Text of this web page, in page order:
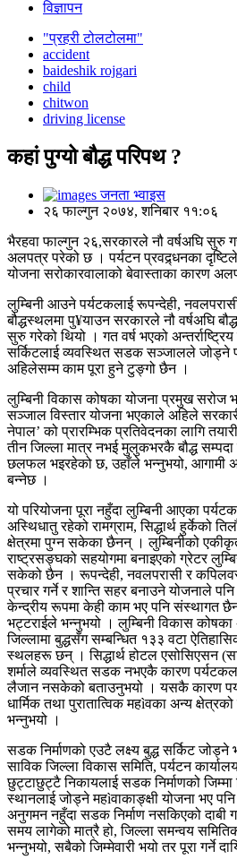
विज्ञापन
"प्रहरी टोलटोलमा"
accident
baideshik rojgari
child
chitwon
driving license
कहां पुग्यो बौद्ध परिपथ ?
जनता भ्वाइस
२६ फाल्गुन २०७४, शनिबार ११:०६
भैरहवा फाल्गुन २६,सरकारले नौ वर्षअघि सुरु
अलपत्र परेको छ । पर्यटन प्रवद्र्धनका
योजना सरोकारवालाको बेवास्ताका कारण
लुम्बिनी आउने पर्यटकलाई रूपन्देही,
बौद्धस्थलमा पु¥याउन सरकारले नौ वर्षअघि
सुरु गरेको थियो । गत वर्ष भएको
सर्किटलाई व्यवस्थित सडक सञ्जालले जोड्ने
अहिलेसम्म काम पूरा हुने टुङ्गो छैन ।
लुम्बिनी विकास कोषका योजना प्रमुख
सञ्जाल विस्तार योजना भएकाले अहिले
नेपाल’ को प्रारम्भिक प्रतिवेदनका लागि
तीन जिल्ला मात्र नभई मुलुकभरकै बौद्ध
छलफल भइरहेको छ, उहाँले भन्नुभयो, आगामी
बन्नेछ ।
यो परियोजना पूरा नहुँदा लुम्बिनी आएका
अस्थिधातु रहेको रामग्राम, सिद्धार्थ हुर्केको
क्षेत्रमा पुग्न सकेका छैनन् । लुम्बिनीको
राष्ट्रसङ्घको सहयोगमा बनाइएको ग्रेटर
सकेको छैन । रूपन्देही, नवलपरासी र
प्रचार गर्ने र शान्ति सहर बनाउने योजनाले
केन्द्रीय रूपमा केही काम भए पनि संस्थागत
भट्टराईले भन्नुभयो । लुम्बिनी विकास कोषका
जिल्लामा बुद्धसँग सम्बन्धित १३३ वटा
स्थलहरू छन् । सिद्धार्थ होटल एसोसिएसन
शर्माले व्यवस्थित सडक नभएकै कारण
लैजान नसकेको बताउनुभयो । यसकै कारण
धार्मिक तथा पुरातात्विक महìवका अन्य
भन्नुभयो ।
सडक निर्माणको एउटै लक्ष्य बुद्ध सर्किट जोड्ने
साविक जिल्ला विकास समिति, पर्यटन
छुट्टाछुट्टै निकायलाई सडक निर्माणको जिम्मा
स्थानलाई जोड्ने महìवाकाङ्क्षी योजना भए
अनुगमन नहुँदा सडक निर्माण नसकिएको दाबी
समय लागेको मात्रै हो, जिल्ला समन्वय
भन्नुभयो, सबैको जिम्मेवारी भयो तर पूरा गर्ने